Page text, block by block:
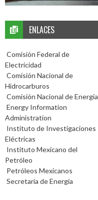
ENLACES
Comisión Federal de
Electricidad
Comisión Nacional de
Hidrocarburos
Comisión Nacional de Energía
Energy Information
Administration
Instituto de Investigaciones
Eléctricas
Instituto Mexicano del
Petróleo
Petróleos Mexicanos
Secretaría de Energía